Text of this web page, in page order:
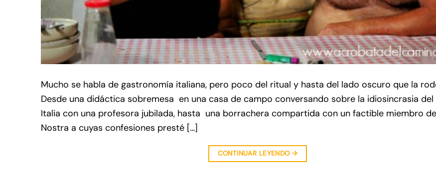
Mucho se habla de gastronomía italiana, pero poco del ritual y hasta del lado oscuro que la
Desde una didáctica sobremesa en una casa de campo conversando sobre la idiosincrasia del
Italia con una profesora jubilada, hasta una borrachera compartida con un factible miembro
Nostra a cuyas confesiones presté […]
CONTINUAR LEYENDO →